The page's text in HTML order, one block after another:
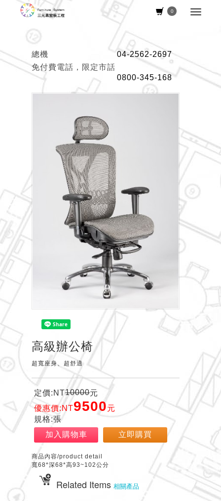
0
總機
04-2562-2697
免付費電話，限定市話
0800-345-168
高級辦公椅
超寬座身、超舒適
定價:NT10000元
優惠價:NT9500元
規格:張
加入購物車
立即購買
商品內容/product detail
寬68*深68*高93~102公分
Related Items 相關產品